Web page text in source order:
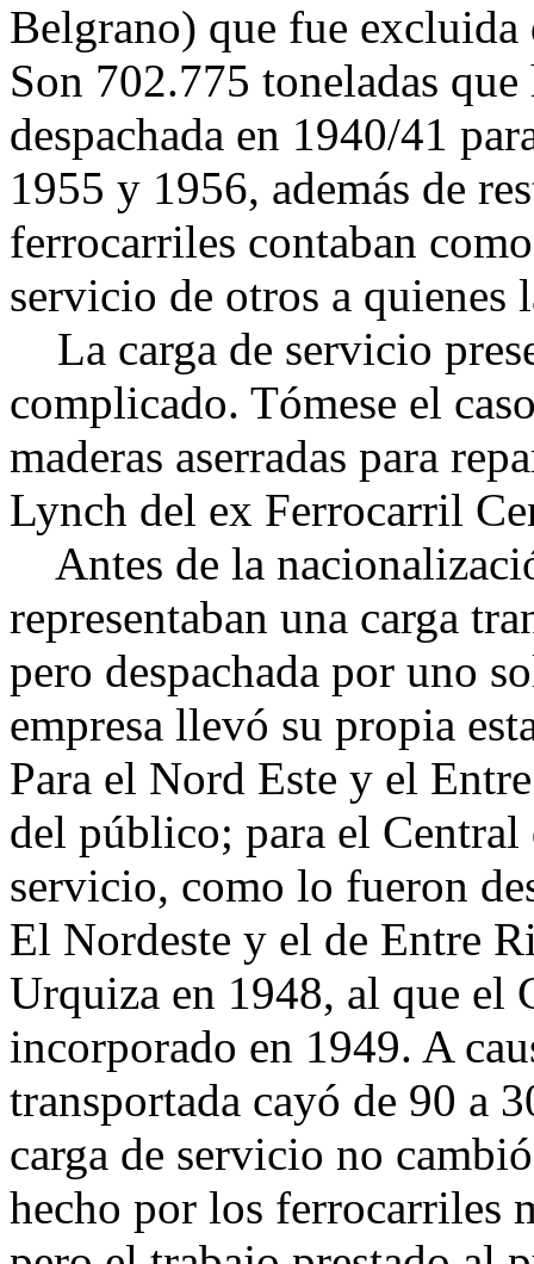
Belgrano) que fue
Son 702.775 toneladas
despachada en 1940/41
1955 y 1956, además de
ferrocarriles contaban
servicio de otros a quienes
La carga de servicio
complicado. Tómese el
maderas aserradas para
Lynch del ex Ferrocarril
Antes de la
representaban una carga
pero despachada por uno
empresa llevó su propia
Para el Nord Este y el
del público; para el Central
servicio, como lo fueron
El Nordeste y el de Entre
Urquiza en 1948, al que el
incorporado en 1949. A
transportada cayó de 90 a
carga de servicio no
hecho por los ferrocarriles